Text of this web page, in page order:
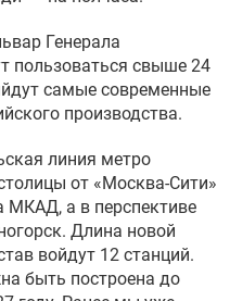
Генерала
пользоваться свыше 24
самые современные
производства.
линия метро
от «Москва-Сити»
МКАД, а в перспективе
Длина новой
войдут 12 станций.
быть построена до